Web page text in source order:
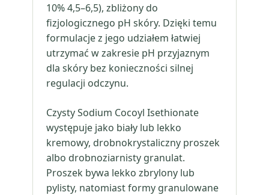
10% 4,5–6,5), zbliżony do
fizjologicznego pH skóry. Dzięki temu
formulacje z jego udziałem łatwiej
utrzymać w zakresie pH przyjaznym
dla skóry bez konieczności silnej
regulacji odczynu.
Czysty Sodium Cocoyl Isethionate
występuje jako biały lub lekko
kremowy, drobnokrystaliczny proszek
albo drobnoziarnisty granulat.
Proszek bywa lekko zbrylony lub
pylisty, natomiast formy granulowane